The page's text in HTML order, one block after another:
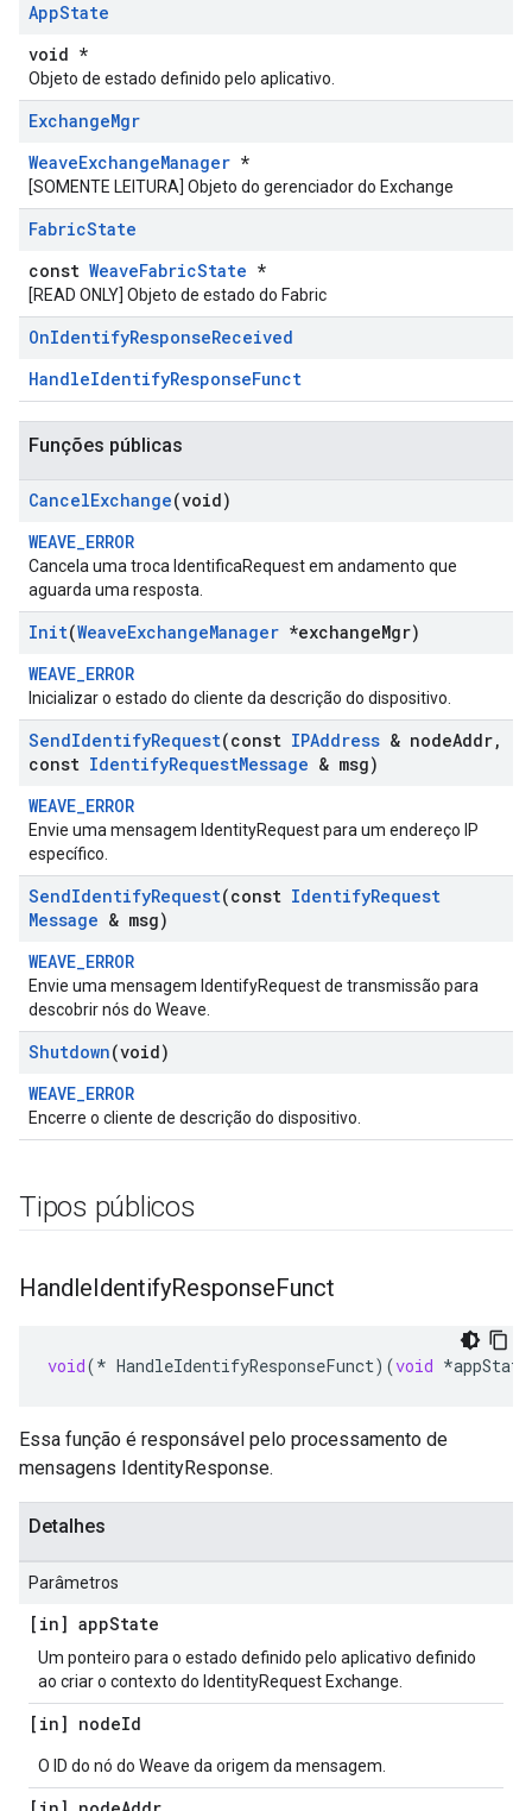
AppState
void *
Objeto de estado definido pelo aplicativo.
ExchangeMgr
WeaveExchangeManager *
[SOMENTE LEITURA] Objeto do gerenciador do Exchange
FabricState
const WeaveFabricState *
[READ ONLY] Objeto de estado do Fabric
OnIdentifyResponseReceived
HandleIdentifyResponseFunct
Funções públicas
CancelExchange(void)
WEAVE_ERROR
Cancela uma troca IdentificaRequest em andamento que
aguarda uma resposta.
Init(WeaveExchangeManager *exchangeMgr)
WEAVE_ERROR
Inicializar o estado do cliente da descrição do dispositivo.
SendIdentifyRequest(const IPAddress & nodeAddr,
const IdentifyRequestMessage & msg)
WEAVE_ERROR
Envie uma mensagem IdentityRequest para um endereço IP
específico.
SendIdentifyRequest(const IdentifyRequest
Message & msg)
WEAVE_ERROR
Envie uma mensagem IdentifyRequest de transmissão para
descobrir nós do Weave.
Shutdown(void)
WEAVE_ERROR
Encerre o cliente de descrição do dispositivo.
Tipos públicos
HandleIdentifyResponseFunct
void(* HandleIdentifyResponseFunct)(void *appState
Essa função é responsável pelo processamento de
mensagens IdentityResponse.
Detalhes
Parâmetros
[in] appState
Um ponteiro para o estado definido pelo aplicativo definido
ao criar o contexto do IdentityRequest Exchange.
[in] nodeId
O ID do nó do Weave da origem da mensagem.